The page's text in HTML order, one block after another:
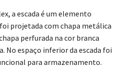
a escada é um elemento
projetada com chapa metálica
perfurada na cor branca
No espaço inferior da escada foi
para armazenamento.